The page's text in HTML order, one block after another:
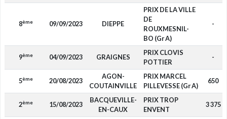
8ème 09/09/2023 DIEPPE
PRIX DE LA VILLE
DE
ROUXMESNIL-
BO (Gr A)
-
9ème 04/09/2023 GRAIGNES
PRIX CLOVIS
POTTIER
-
5ème 20/08/2023
AGON-
COUTAINVILLE
PRIX MARCEL
PILLEVESSE (Gr A)
650
2ème 15/08/2023
BACQUEVILLE-
EN-CAUX
PRIX TROP
ENVENT
3 375